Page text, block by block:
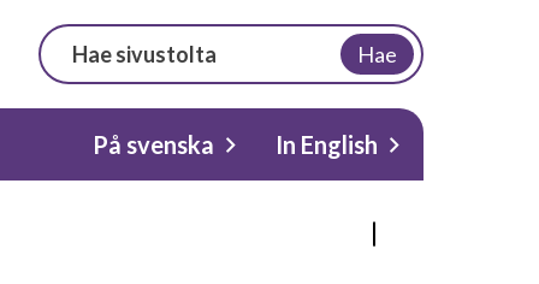
Hae
På svenska In English